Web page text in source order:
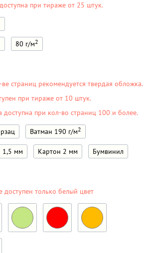
при тираже от 25 штук.
80 г/м2
страниц рекомендуется твердая обложка.
при тираже от 10 штук.
доступна при кол-во страниц 100 и более.
Ватман 190 г/м2
1,5 мм Картон 2 мм Бумвинил
доступен только белый цвет